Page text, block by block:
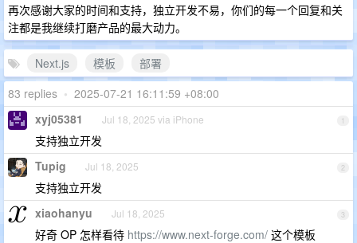
再次感谢大家的时间和支持，独立开发不易，你们的每一个回复和关
注都是我继续打磨产品的最大动力。
Next.js 模板
部署
83 replies • 2025-07-21 16:11:59 +08:00
1
xyj05381 Jul 18, 2025 via iPhone
支持独立开发
2
Tupig Jul 18, 2025
支持独立开发
3
xiaohanyu Jul 18, 2025
好奇 OP 怎样看待 https://www.next-forge.com/ 这个模板